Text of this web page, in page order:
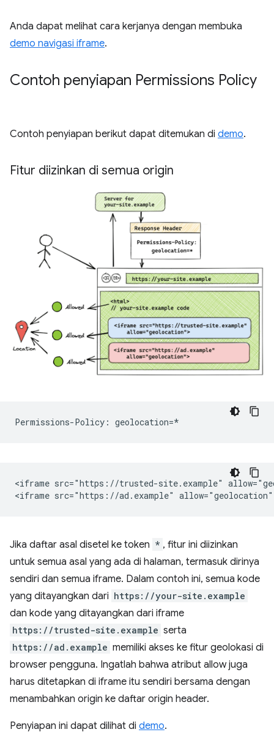
Anda dapat melihat cara kerjanya dengan membuka
demo navigasi iframe.
Contoh penyiapan Permissions Policy
Contoh penyiapan berikut dapat ditemukan di demo.
Fitur diizinkan di semua origin
<iframe src="https://trusted-site.example"
Jika daftar asal disetel ke token * , fitur ini diizinkan
untuk semua asal yang ada di halaman, termasuk dirinya
sendiri dan semua iframe. Dalam contoh ini, semua kode
yang ditayangkan dari https://your-site.example
dan kode yang ditayangkan dari iframe
https://trusted-site.example serta
https://ad.example memiliki akses ke fitur geolokasi di
browser pengguna. Ingatlah bahwa atribut allow juga
harus ditetapkan di iframe itu sendiri bersama dengan
menambahkan origin ke daftar origin header.
Penyiapan ini dapat dilihat di demo.